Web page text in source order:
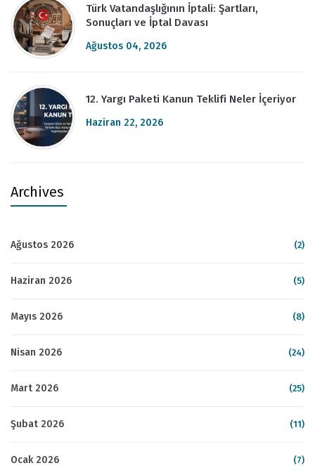
Türk Vatandaşlığının İptali: Şartları,
Sonuçları ve İptal Davası
Ağustos 04, 2026
12. Yargı Paketi Kanun Teklifi Neler İçeriyor
Haziran 22, 2026
Archives
Ağustos 2026 (2)
Haziran 2026 (5)
Mayıs 2026 (8)
Nisan 2026 (24)
Mart 2026 (25)
Şubat 2026 (11)
Ocak 2026 (7)